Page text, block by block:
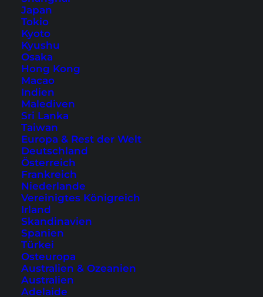
Japan
Tokio
Kyoto
Kyushu
Osaka
Hong Kong
Macao
Indien
Malediven
Sri Lanka
Taiwan
Europa & Rest der Welt
Deutschland
Österreich
Frankreich
Niederlande
Vereinigtes Königreich
Irland
Skandinavien
Spanien
Türkei
Osteuropa
Australien & Ozeanien
Australien
Adelaide
10 Dinge, die du in Peking
nicht verpassen solltest
Peking ist eine gute Wahl für die erste China-
Reise. Historische Gebäude, charmante
Nebenstraßen und moderne Architektur liegen
nah beieinander.